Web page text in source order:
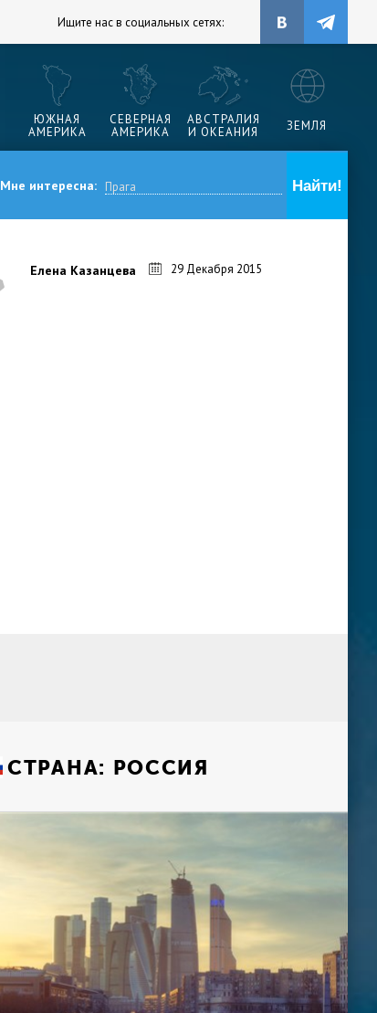
Ищите нас в социальных сетях:
ЮЖНАЯ
АМЕРИКА
СЕВЕРНАЯ
АМЕРИКА
АВСТРАЛИЯ
И ОКЕАНИЯ
ЗЕМЛЯ
Мне интересна:
Елена Казанцева 29 Декабря 2015
СТРАНА: РОССИЯ